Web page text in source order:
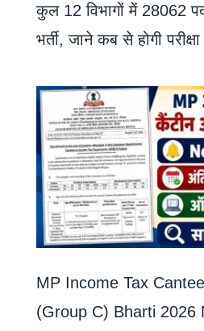
कुल 12 विभागों में 28062
भर्ती, जाने कब से होगी परीक्षा
MP Income Tax
(Group C) Bharti 2026